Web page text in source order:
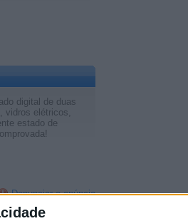
digital de duas
vidros elétricos,
estado de
Denunciar o anúncio